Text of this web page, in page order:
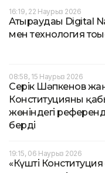
16:19, 22 Наурыз 2026
Атыраудағы Digital
мен технология
08:58, 15 Наурыз 2026
Серік Шәпкенов
Конституцияны
жөніндегі
берді
19:15, 06 Наурыз 2026
«Күшті Конституция